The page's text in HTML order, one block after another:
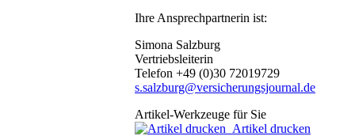
Ihre Ansprechpartnerin ist:
Simona Salzburg
Vertriebsleiterin
Telefon +49 (0)30 72019729
s.salzburg@versicherungsjournal.de
Artikel-Werkzeuge für Sie
Artikel drucken